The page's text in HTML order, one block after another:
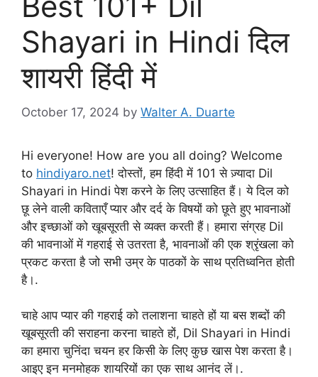
Shayari in Hindi दिल
शायरी हिंदी में
October 17, 2024 by Walter A. Duarte
Hi everyone! How are you all doing? Welcome
to hindiyaro.net! दोस्तों, हम हिंदी में 101 से ज़्यादा Dil
Shayari in Hindi पेश करने के लिए उत्साहित हैं। ये दिल को
छू लेने वाली कविताएँ प्यार और दर्द के विषयों को छूते हुए भावनाओं
और इच्छाओं को खूबसूरती से व्यक्त करती हैं। हमारा संग्रह Dil
की भावनाओं में गहराई से उतरता है, भावनाओं की एक श्रृंखला को
प्रकट करता है जो सभी उम्र के पाठकों के साथ प्रतिध्वनित होती
है।.
चाहे आप प्यार की गहराई को तलाशना चाहते हों या बस शब्दों की
खूबसूरती की सराहना करना चाहते हों, Dil Shayari in Hindi
का हमारा चुनिंदा चयन हर किसी के लिए कुछ खास पेश करता है।
आइए इन मनमोहक शायरियों का एक साथ आनंद लें।.